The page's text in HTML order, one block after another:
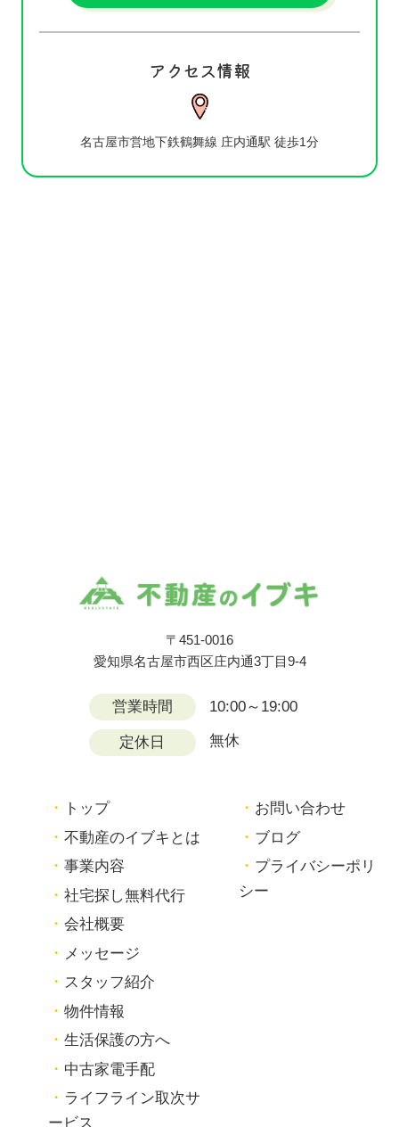
アクセス情報
名古屋市営地下鉄鶴舞線 庄内通駅 徒歩1分
〒451-0016
愛知県名古屋市西区庄内通3丁目9-4
営業時間 10:00～19:00
定休日 無休
トップ
不動産のイブキとは
事業内容
社宅探し無料代行
会社概要
メッセージ
スタッフ紹介
物件情報
生活保護の方へ
中古家電手配
ライフライン取次サ
ービス
お問い合わせ
ブログ
プライバシーポリ
シー